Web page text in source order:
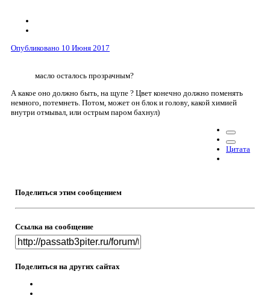
Опубликовано 10 Июня 2017
масло осталось прозрачным?
А какое оно должно быть, на щупе ? Цвет конечно должно поменять
немного, потемнеть. Потом, может он блок и голову, какой химией
внутри отмывал, или острым паром бахнул)
Цитата
Поделиться этим сообщением
Ссылка на сообщение
Поделиться на других сайтах